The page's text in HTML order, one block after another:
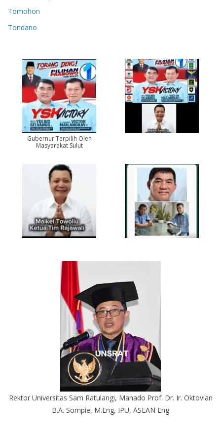
Tomohon
Tondano
Gubernur Terpilih Oleh
Masyarakat Sulut
Rektor Universitas Sam Ratulangi, Manado Prof. Dr. Ir. Oktovian
B.A. Sompie, M.Eng, IPU, ASEAN Eng